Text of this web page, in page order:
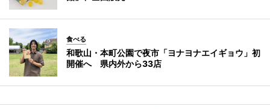
食べる
和歌山・本町公園で夜市「ヨナヨナエイギョウ」初
開催へ 県内外から33店